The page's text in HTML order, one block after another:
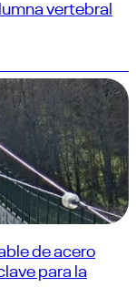
vertebral
de acero
para la